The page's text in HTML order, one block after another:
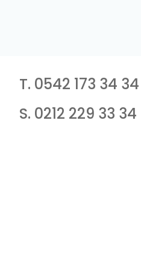
T. 0542 173 34 34
S. 0212 229 33 34